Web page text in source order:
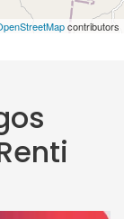
contributors